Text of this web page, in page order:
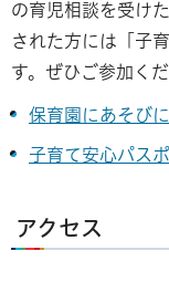
の育児相談を受け
された方には「子
す。ぜひご参加くだ
保育園にあそび
子育て安心パス
アクセス